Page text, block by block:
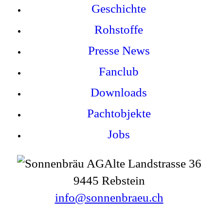
Geschichte
Rohstoffe
Presse News
Fanclub
Downloads
Pachtobjekte
Jobs
Alte Landstrasse 36
9445 Rebstein
info@sonnenbraeu.ch